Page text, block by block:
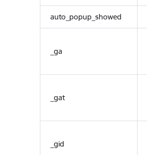
auto_popup_showed
_ga
_gat
_gid